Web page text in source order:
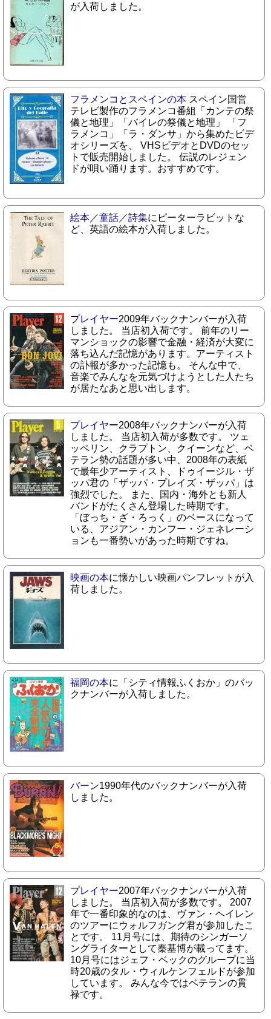
が入荷しました。
フラメンコとスペインの本 スペイン国営
テレビ製作のフラメンコ番組「カンテの祭
儀と地理」「バイレの祭儀と地理」 「フ
ラメンコ」「ラ・ダンサ」から集めたビデ
オシリーズを、 VHSビデオとDVDのセッ
トで販売開始しました。 伝説のレジェン
ドが唄い踊ります。おすすめです。
絵本／童話／詩集にピーターラビットな
ど、英語の絵本が入荷しました。
プレイヤー2009年バックナンバーが入荷
しました。 当店初入荷です。 前年のリー
マンショックの影響で金融・経済が大変に
落ち込んだ記憶があります。アーティスト
の訃報が多かった記憶も。 そんな中で、
音楽でみんなを元気づけようとした人たち
が居たなあと思い出します。
プレイヤー2008年バックナンバーが入荷
しました。 当店初入荷が多数です。 ツェ
ッペリン、クラプトン、クイーンなど、ベ
テラン勢の話題が多い中、2008年の表紙
で最年少アーティスト、ドゥイージル・ザ
ッパ君の「ザッパ・プレイズ・ザッパ」は
強烈でした。 また、国内・海外とも新人
バンドがたくさん登場した時期です。
「ぼっち・ざ・ろっく」のベースになって
いる、アジアン・カンフー・ジェネレーシ
ョンも一番勢いがあった時期ですね。
映画の本に懐かしい映画パンフレットが入
荷しました。
福岡の本に「シティ情報ふくおか」のバッ
クナンバーが入荷しました。
バーン1990年代のバックナンバーが入荷
しました。
プレイヤー2007年バックナンバーが入荷
しました。 当店初入荷が多数です。 2007
年で一番印象的なのは、ヴァン・ヘイレン
のツアーにウォルフガング君が参加したこ
とです。 11月号には、期待のシンガーソ
ングライターとして秦基博が載ってます。
10月号にはジェフ・ベックのグループに当
時20歳のタル・ウィルケンフェルドが参加
しています。 みんな今ではベテランの貫
禄です。